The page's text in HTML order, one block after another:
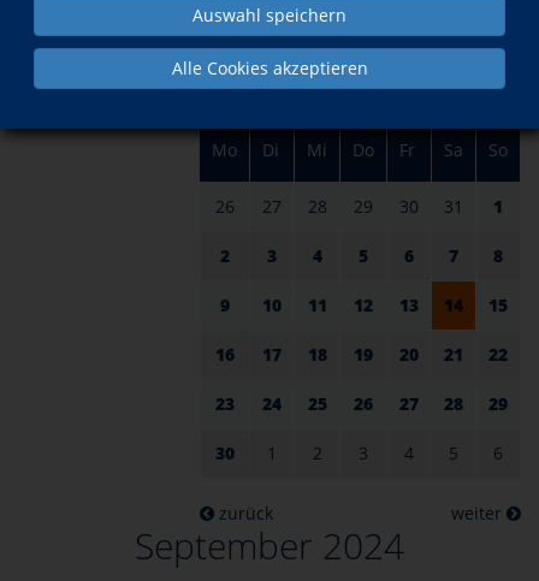
Auswahl speichern
Alle Cookies akzeptieren
im September
Mo Di Mi Do Fr Sa So
26 27 28 29 30 31 1
2 3 4 5 6 7 8
9 10 11 12 13 14 15
16 17 18 19 20 21 22
23 24 25 26 27 28 29
30 1 2 3 4 5 6
zurück weiter
am 14.
September 2024